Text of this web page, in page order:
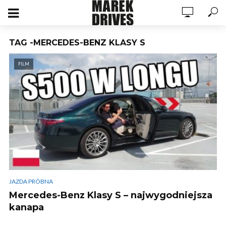
TAG -MERCEDES-BENZ KLASY S
FILM
JAZDA PRÓBNA
Mercedes-Benz Klasy S – najwygodniejsza
kanapa